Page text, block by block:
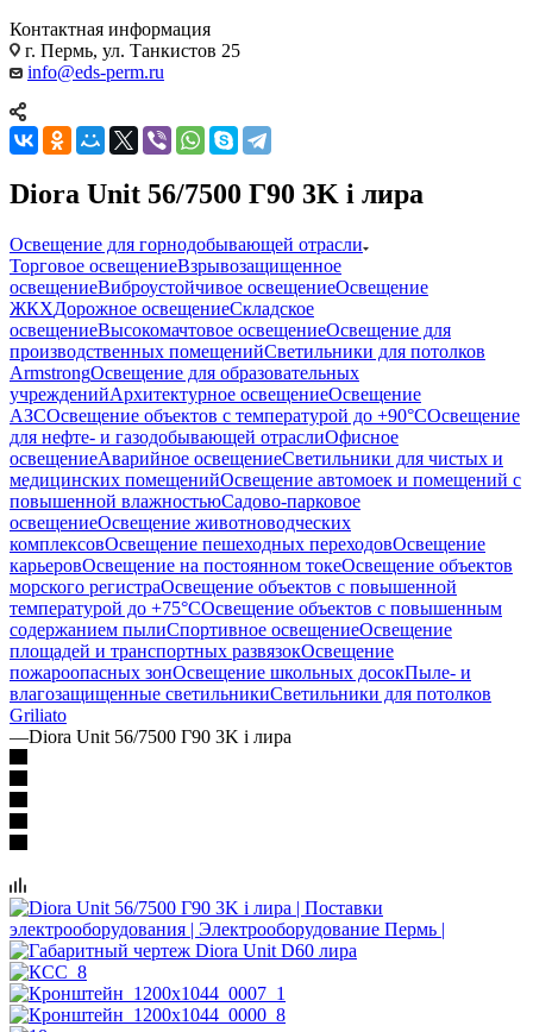
Контактная информация
г. Пермь, ул. Танкистов 25
info@eds-perm.ru
Diora Unit 56/7500 Г90 3K i лира
Освещение для горнодобывающей отрасли
Торговое освещениеВзрывозащищенное
освещениеВиброустойчивое освещениеОсвещение
ЖКХДорожное освещениеСкладское
освещениеВысокомачтовое освещениеОсвещение для
производственных помещенийСветильники для потолков
ArmstrongОсвещение для образовательных
учрежденийАрхитектурное освещениеОсвещение
АЗСОсвещение объектов с температурой до +90°СОсвещение
для нефте- и газодобывающей отраслиОфисное
освещениеАварийное освещениеСветильники для чистых и
медицинских помещенийОсвещение автомоек и помещений с
повышенной влажностьюСадово-парковое
освещениеОсвещение животноводческих
комплексовОсвещение пешеходных переходовОсвещение
карьеровОсвещение на постоянном токеОсвещение объектов
морского регистраОсвещение объектов с повышенной
температурой до +75°CОсвещение объектов с повышенным
содержанием пылиСпортивное освещениеОсвещение
площадей и транспортных развязокОсвещение
пожароопасных зонОсвещение школьных досокПыле- и
влагозащищенные светильникиСветильники для потолков
Griliato
—Diora Unit 56/7500 Г90 3K i лира